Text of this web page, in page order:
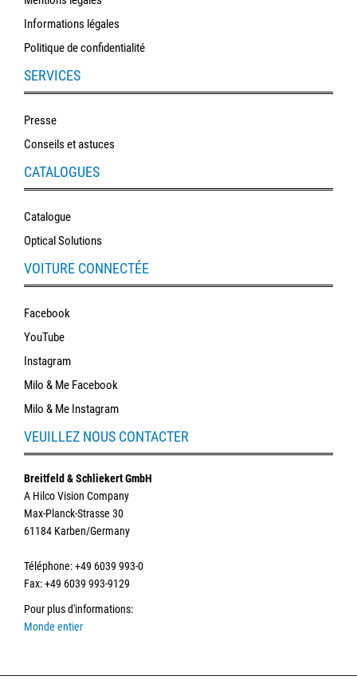
Informations légales
Politique de confidentialité
SERVICES
Presse
Conseils et astuces
CATALOGUES
Catalogue
Optical Solutions
VOITURE CONNECTÉE
Facebook
YouTube
Instagram
Milo & Me Facebook
Milo & Me Instagram
VEUILLEZ NOUS CONTACTER
Breitfeld & Schliekert GmbH
A Hilco Vision Company
Max-Planck-Strasse 30
61184 Karben/Germany
Téléphone: +49 6039 993-0
Fax: +49 6039 993-9129
Pour plus d'informations:
Monde entier